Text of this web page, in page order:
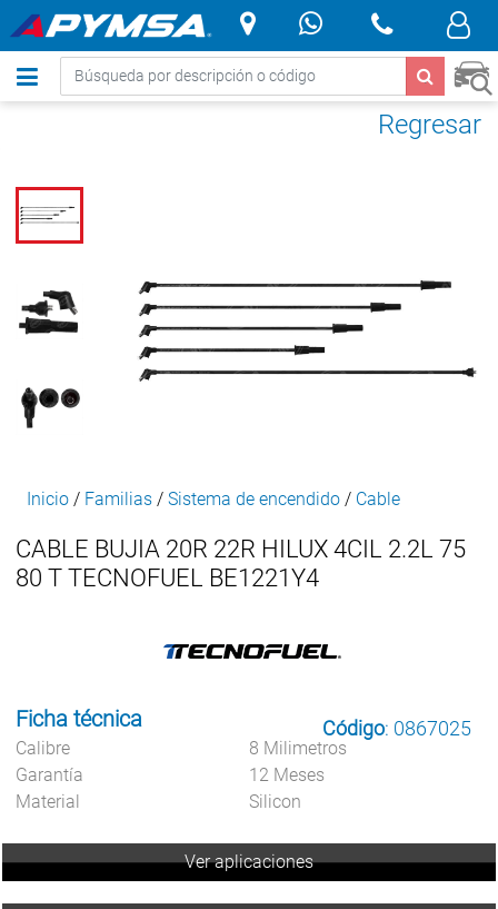
.
Regresar
Inicio / Familias / Sistema de encendido / Cable
CABLE BUJIA 20R 22R HILUX 4CIL 2.2L 75
80 T TECNOFUEL BE1221Y4
Código: 0867025
Ficha técnica
Calibre
8 Milimetros
Garantía
12 Meses
Material
Silicon
Ver aplicaciones